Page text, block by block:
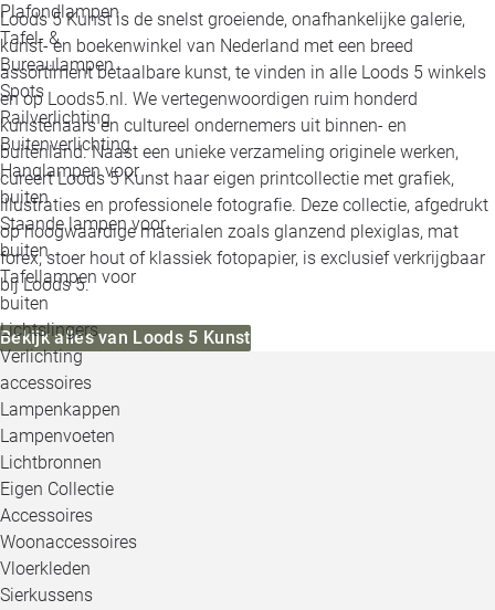
Plafondlampen
Tafel- &
Bureaulampen
Spots
Railverlichting
Buitenverlichting
Hanglampen voor
buiten
Staande lampen voor
buiten
Tafellampen voor
buiten
Lichtslingers
Verlichting
accessoires
Lampenkappen
Lampenvoeten
Lichtbronnen
Eigen Collectie
Accessoires
Woonaccessoires
Vloerkleden
Sierkussens
Loods 5 Kunst is de snelst groeiende, onafhankelijke galerie,
kunst- en boekenwinkel van Nederland met een breed
assortiment betaalbare kunst, te vinden in alle Loods 5 winkels
en op Loods5.nl. We vertegenwoordigen ruim honderd
kunstenaars en cultureel ondernemers uit binnen- en
buitenland. Naast een unieke verzameling originele werken,
cureert Loods 5 Kunst haar eigen printcollectie met grafiek,
illustraties en professionele fotografie. Deze collectie, afgedrukt
op hoogwaardige materialen zoals glanzend plexiglas, mat
forex, stoer hout of klassiek fotopapier, is exclusief verkrijgbaar
bij Loods 5.
Bekijk alles van Loods 5 Kunst